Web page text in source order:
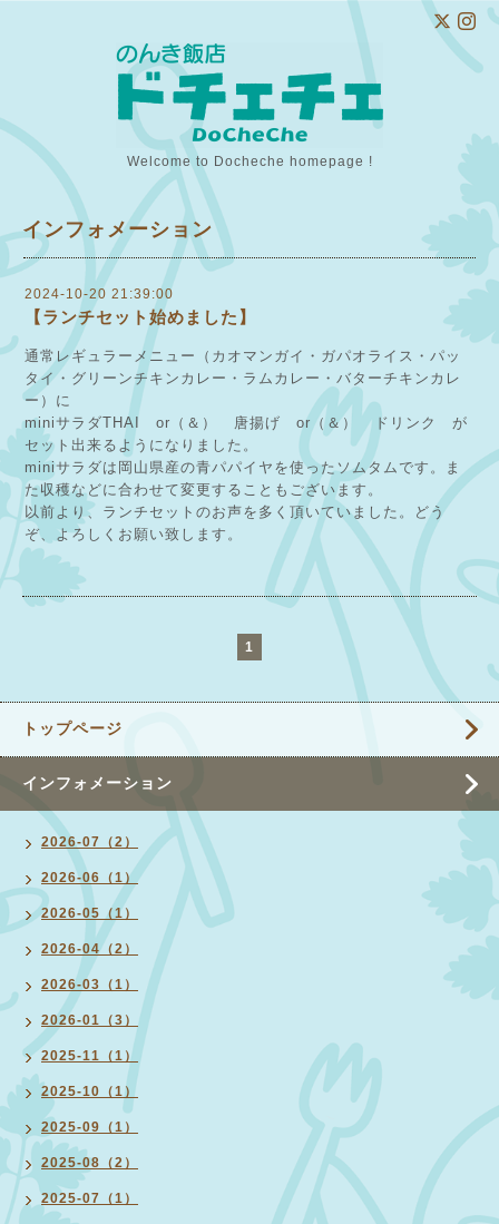
Welcome to Docheche homepage !
インフォメーション
2024-10-20 21:39:00
【ランチセット始めました】
通常レギュラーメニュー（カオマンガイ・ガパオライス・パッ
タイ・グリーンチキンカレー・ラムカレー・バターチキンカレ
ー）に
miniサラダTHAI or（＆） 唐揚げ or（＆） ドリンク が
セット出来るようになりました。
miniサラダは岡山県産の青パパイヤを使ったソムタムです。ま
た収穫などに合わせて変更することもございます。
以前より、ランチセットのお声を多く頂いていました。どう
ぞ、よろしくお願い致します。
1
トップページ
インフォメーション
2026-07（2）
2026-06（1）
2026-05（1）
2026-04（2）
2026-03（1）
2026-01（3）
2025-11（1）
2025-10（1）
2025-09（1）
2025-08（2）
2025-07（1）